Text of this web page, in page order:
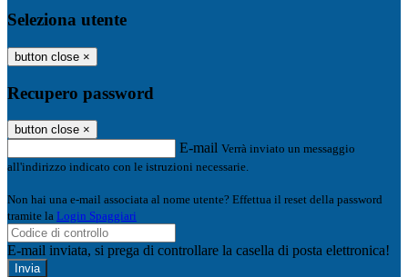
Seleziona utente
button close ×
Recupero password
button close ×
E-mail Verrà inviato un messaggio
all'indirizzo indicato con le istruzioni necessarie.
Non hai una e-mail associata al nome utente? Effettua il reset della password
tramite la Login Spaggiari
E-mail inviata, si prega di controllare la casella di posta elettronica!